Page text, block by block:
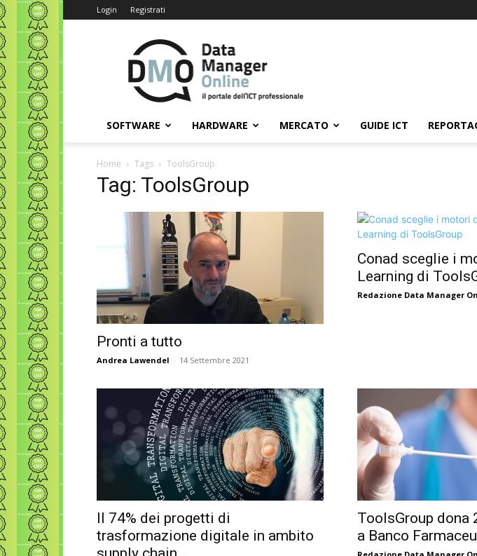
Login Registrati
Data
Manager
Online
SOFTWARE HARDWARE MERCATO GUIDE ICT
Home Tags ToolsGroup
Tag: ToolsGroup
Pronti a tutto
Andrea Lawendel - 14 Settembre 2021
Conad sceglie i
Learning di
Redazione Data Manager
Il 74% dei progetti di
trasformazione digitale in ambito
ToolsGroup dona
a Banco